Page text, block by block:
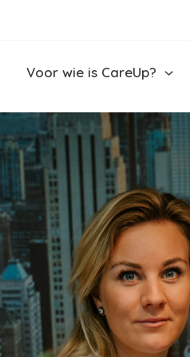
Voor wie is CareUp?